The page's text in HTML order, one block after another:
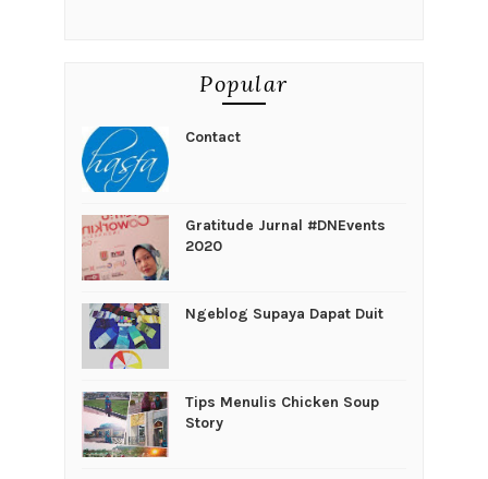
Popular
Contact
Gratitude Jurnal #DNEvents
2020
Ngeblog Supaya Dapat Duit
Tips Menulis Chicken Soup
Story